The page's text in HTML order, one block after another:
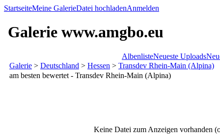
StartseiteMeine GalerieDatei hochladenAnmelden
Galerie www.amgbo.eu
AlbenlisteNeueste Uploads
Galerie > Deutschland > Hessen > Transdev Rhein-Main (Alpina)
am besten bewertet - Transdev Rhein-Main (Alpina)
Keine Datei zum Anzeigen vorhanden